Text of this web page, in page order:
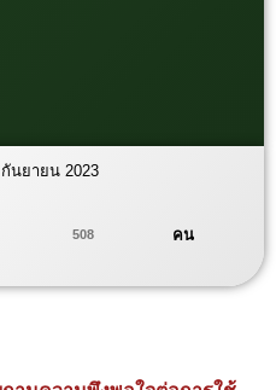
นยายน 2023
508 คน